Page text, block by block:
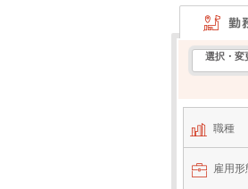
勤務地で検索
選択・変
職種
雇用形